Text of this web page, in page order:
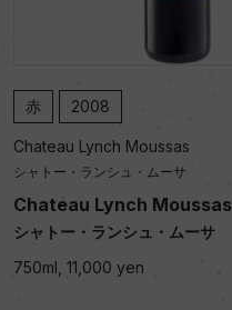
赤 2008
Chateau Lynch Moussas
シャトー・ランシュ・ムーサ
Chateau Lynch Moussas
シャトー・ランシュ・ムーサ
750ml, 11,000 yen